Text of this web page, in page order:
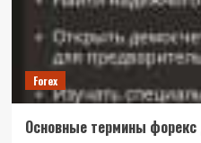
Forex
Основные термины